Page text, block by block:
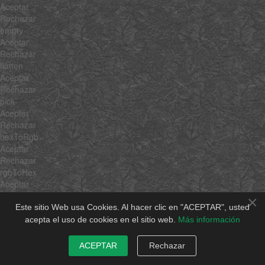
×
Este sitio Web usa Cookies. Al hacer clic en "ACEPTAR", usted
acepta el uso de cookies en el sitio web. Más información
ACEPTAR Rechazar
Aceptar
Rechazar
empty
Aceptar
Rechazar
flatten
Aceptar
Rechazar
pick
Aceptar
Rechazar
hexToRgb
Aceptar
Rechazar
rgbToHex
Aceptar
Rechazar
Aceptar